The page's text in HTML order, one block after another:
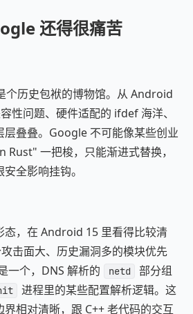
还得很痛苦
个历史包袱的博物馆。从 Android
性问题、硬件适配的 ifdef 海洋、
层叠叠。Google 不可能像某些创业
一把梭，只能渐进式替换，
全影响挂钩。
态，在 Android 15 里看得比较清
击面大、历史漏洞多的模块优先
一个，DNS 解析的
netd
部分组
进程里的某些配置解析逻辑。这
相对清晰，跟 C++ 老代码的交互